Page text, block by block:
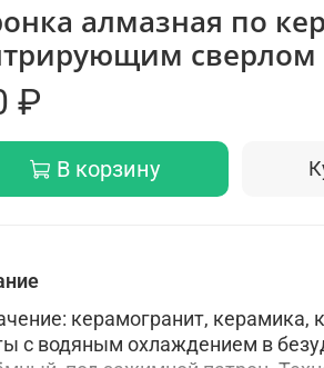
алмазная по
сверлом
₽
В корзину
керамогранит, керамика,
с водяным охлаждением в